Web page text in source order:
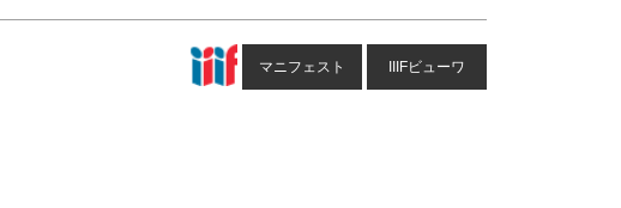
マニフェスト IIIFビューワ